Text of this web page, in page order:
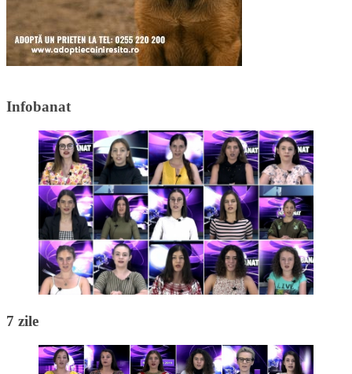
Infobanat
7 zile